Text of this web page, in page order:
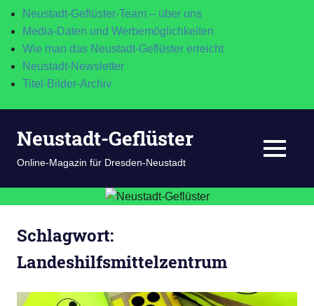
Neustadt-Geflüster-Team – über uns
Media-Daten und Werbemöglichkeiten
Wie man das Neustadt-Geflüster erreicht
Neustadt-Newsletter
Titel-Bilder-Archiv
InhaltNeustadt-Geflüster
Online-Magazin für Dresden-Neustadt MENÜ
Schlagwort:
Landeshilfsmittelzentrum